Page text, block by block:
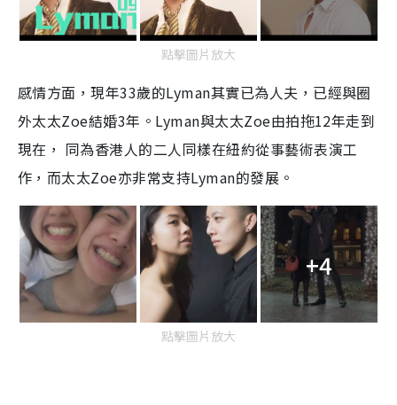
點擊圖片放大
感情方面，現年33歲的Lyman其實已為人夫，已經與圈
外太太Zoe結婚3年。Lyman與太太Zoe由拍拖12年走到
現在， 同為香港人的二人同樣在紐約從事藝術表演工
作，而太太Zoe亦非常支持Lyman的發展。
+4
點擊圖片放大